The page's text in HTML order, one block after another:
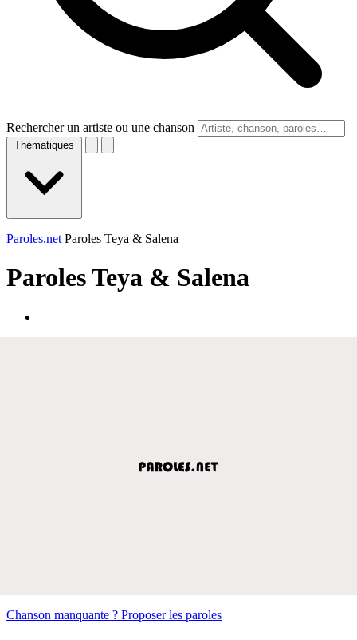
Rechercher un artiste ou une chanson
Thématiques
Paroles.net Paroles Teya & Salena
ParolesTeya & Salena
Chanson manquante ? Proposer les paroles